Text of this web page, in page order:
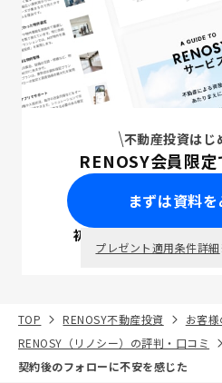
不動産投資はじ
RENOSY会員限定
まずは資料
初回面談で ポ
プレゼント適用条件詳細
TOP RENOSY不動産投資
お客様
RENOSY（リノシー）の評判・口コミ
契約後のフォローに不安を感じた